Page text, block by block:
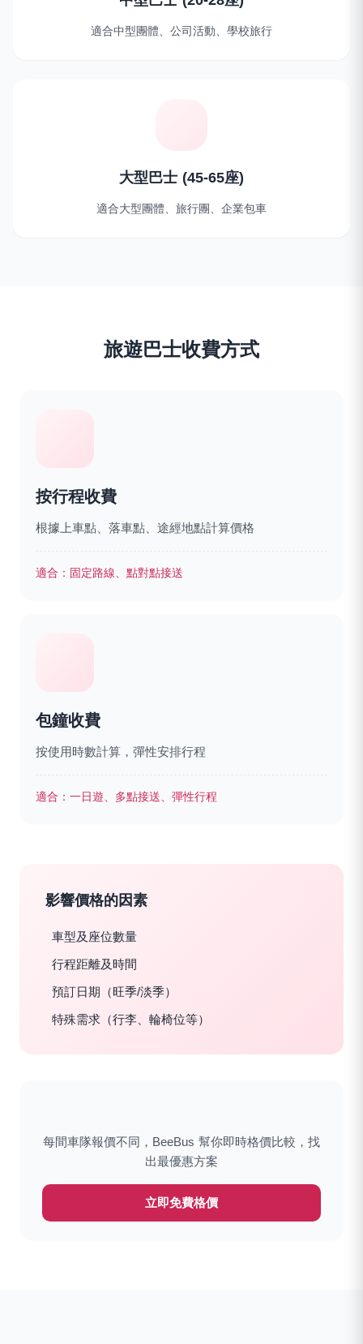
適合中型團體、公司活動、學校旅行
大型巴士 (45-65座)
適合大型團體、旅行團、企業包車
旅遊巴士收費方式
按行程收費
根據上車點、落車點、途經地點計算價格
適合： 固定路線、點對點接送
包鐘收費
按使用時數計算，彈性安排行程
適合： 一日遊、多點接送、彈性行程
影響價格的因素
車型及座位數量
行程距離及時間
預訂日期（旺季/淡季）
特殊需求（行李、輪椅位等）
每間車隊報價不同，BeeBus 幫你即時格價比較，找
出最優惠方案
立即免費格價